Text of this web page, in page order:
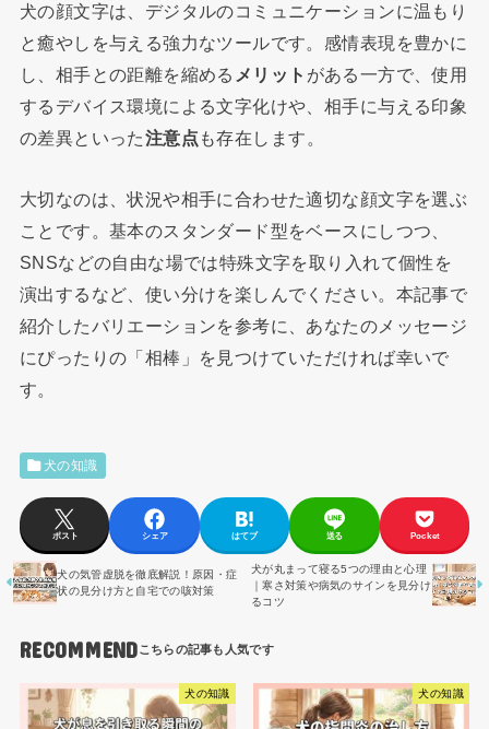
犬の顔文字は、デジタルのコミュニケーションに温もり
と癒やしを与える強力なツールです。感情表現を豊かに
し、相手との距離を縮める メリット がある一方で、使用
するデバイス環境による文字化けや、相手に与える印象
の差異といった注意点 も存在します。
大切なのは、状況や相手に合わせた適切な顔文字を選ぶ
ことです。基本のスタンダード型をベースにしつつ、
SNSなどの自由な場では特殊文字を取り入れて個性を
演出するなど、使い分けを楽しんでください。本記事で
紹介したバリエーションを参考に、あなたのメッセージ
にぴったりの「相棒」を見つけていただければ幸いで
す。
犬の知識
ポスト シェア はてブ 送る Pocket
犬の気管虚脱を徹底解説！原因・症
状の見分け方と自宅での咳対策
犬が丸まって寝る5つの理由と心理
｜寒さ対策や病気のサインを見分け
るコツ
RECOMMEND
犬の知識 犬の知識